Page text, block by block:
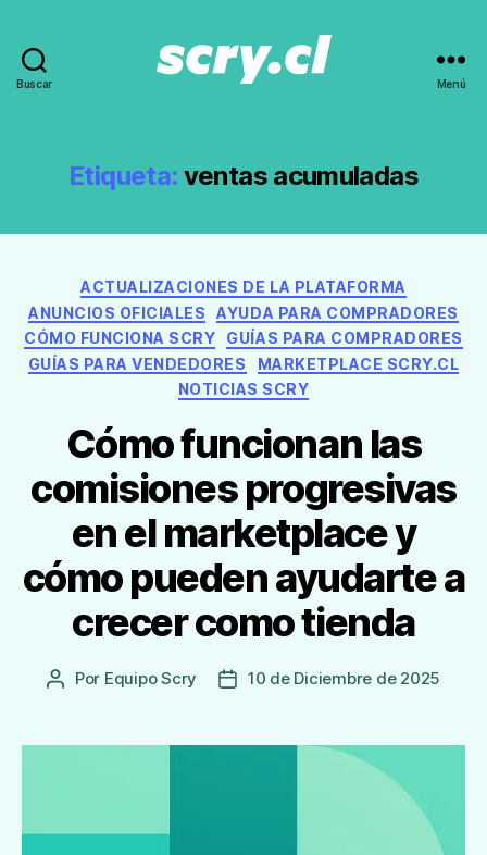
Buscar
recomendaciones
de
Menú
Etiqueta: ventas acumuladas
Categorías
ACTUALIZACIONES DE LA PLATAFORMA
ANUNCIOS OFICIALES
AYUDA PARA COMPRADORES
CÓMO FUNCIONA SCRY
GUÍAS PARA COMPRADORES
GUÍAS PARA VENDEDORES
MARKETPLACE SCRY.CL
NOTICIAS SCRY
Cómo funcionan las
comisiones progresivas
en el marketplace y
cómo pueden ayudarte a
crecer como tienda
Autor
Entrada
Por Equipo Scry
Fecha10 de Diciembre de 2025